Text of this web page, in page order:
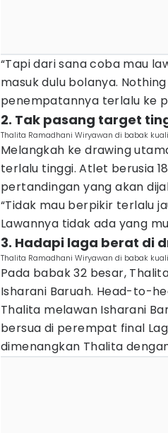
“Tapi dari sana coba mau
masuk dulu bolanya.
penempatannya terlalu ke
2. Tak pasang target
Thalita Ramadhani Wiryawan di babak
Melangkah ke drawing
terlalu tinggi. Atlet berusia
pertandingan yang akan
“Tidak mau berpikir terlalu
Lawannya tidak ada yang
3. Hadapi laga berat di
Thalita Ramadhani Wiryawan di babak
Pada babak 32 besar,
Isharani Baruah. Head-to-
Thalita melawan Isharani
bersua di perempat final
dimenangkan Thalita dengan